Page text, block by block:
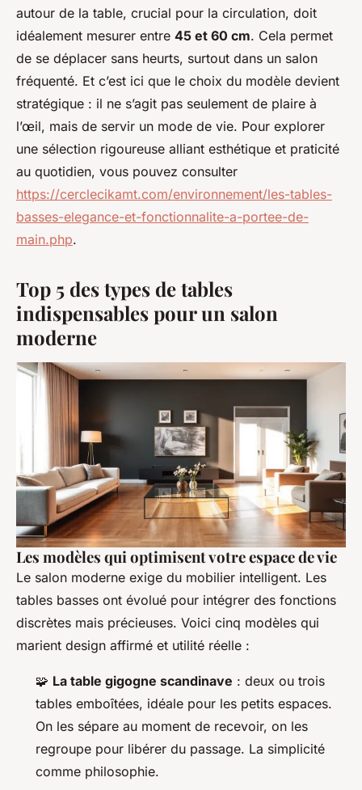
autour de la table, crucial pour la circulation, doit
idéalement mesurer entre 45 et 60 cm. Cela permet
de se déplacer sans heurts, surtout dans un salon
fréquenté. Et c’est ici que le choix du modèle devient
stratégique : il ne s’agit pas seulement de plaire à
l’œil, mais de servir un mode de vie. Pour explorer
une sélection rigoureuse alliant esthétique et praticité
au quotidien, vous pouvez consulter
https://cerclecikamt.com/environnement/les-tables-
basses-elegance-et-fonctionnalite-a-portee-de-
main.php.
Top 5 des types de tables
indispensables pour un salon
moderne
Les modèles qui optimisent votre espace de vie
Le salon moderne exige du mobilier intelligent. Les
tables basses ont évolué pour intégrer des fonctions
discrètes mais précieuses. Voici cinq modèles qui
marient design affirmé et utilité réelle :
🧩 La table gigogne scandinave : deux ou trois
tables emboîtées, idéale pour les petits espaces.
On les sépare au moment de recevoir, on les
regroupe pour libérer du passage. La simplicité
comme philosophie.